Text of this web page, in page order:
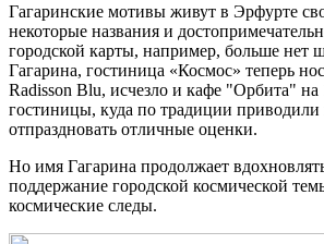
Гагаринские мотивы живут в Эрфурте
некоторые названия и
городской карты, например, больше нет
Гагарина, гостиница «Космос» теперь
Radisson Blu, исчезло и кафе "Орбита" на
гостиницы, куда по традиции
отпраздновать отличные оценки.
Но имя Гагарина продолжает
поддержание городской космической
космические следы.